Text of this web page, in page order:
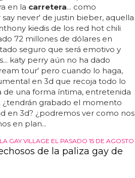
en la carretera... como
never' de justin bieber, aquella
kiedis de los red hot chili
72 millones de dólares en
seguro que será emotivo y
katy perry aún no ha dado
tour' pero cuando lo haga,
en 3d que recoja todo lo
de una forma íntima, entretenida
¿tendrán grabado el momento
en 3d? ¿podremos ver como nos
en plan...
GAY VILLAGE EL PASADO 15 DE AGOSTO
de la paliza gay de